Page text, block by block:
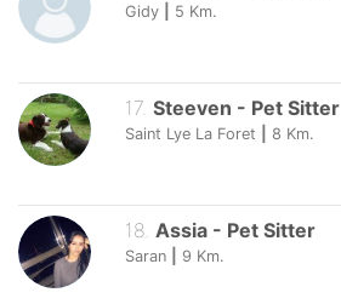
Gidy 5 Km.
17. Steeven - Pet Sitter
Saint Lye La Foret 8 Km.
18. Assia - Pet Sitter
Saran 9 Km.